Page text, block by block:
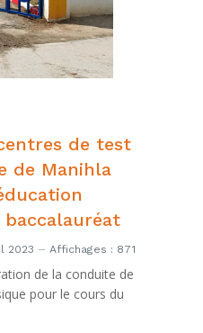
de test
de Manihla
2023 Affichages : 871
de la conduite de
pour le cours du